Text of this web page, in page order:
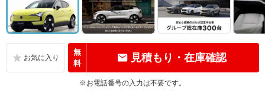
無
料
見積もり・在庫確認
※お電話番号の入力は不要です。